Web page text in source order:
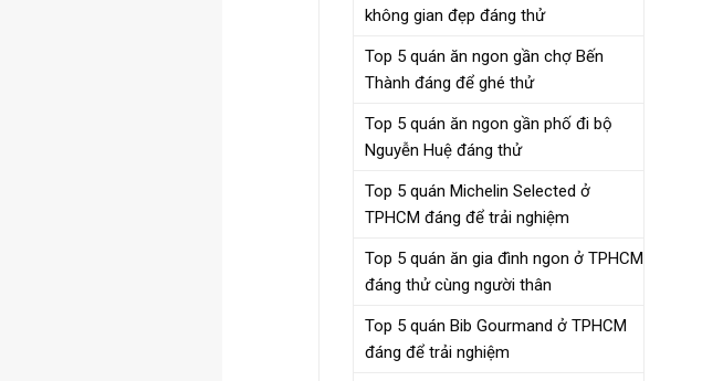
không gian đẹp đáng thử
Top 5 quán ăn ngon gần chợ Bến
Thành đáng để ghé thử
Top 5 quán ăn ngon gần phố đi bộ
Nguyễn Huệ đáng thử
Top 5 quán Michelin Selected ở
TPHCM đáng để trải nghiệm
Top 5 quán ăn gia đình ngon ở TPHCM
đáng thử cùng người thân
Top 5 quán Bib Gourmand ở TPHCM
đáng để trải nghiệm